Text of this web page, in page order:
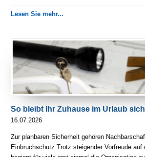
Lesen Sie mehr...
So bleibt Ihr Zuhause im Urlaub
16.07.2026
Zur planbaren Sicherheit gehören
Einbruchschutz Trotz steigender Vorfreude auf